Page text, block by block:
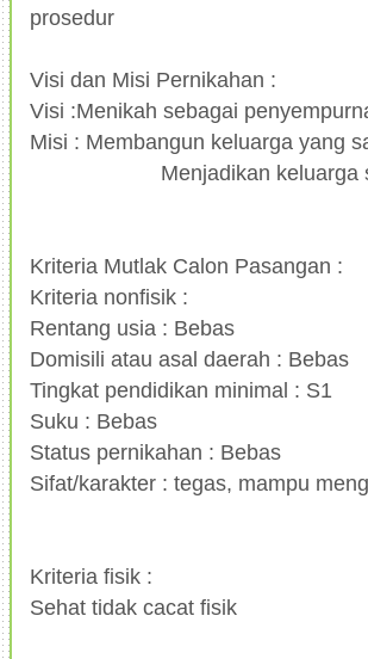
prosedur
Visi dan Misi Pernikahan :
Visi :Menikah sebagai
Misi : Membangun keluarga yang
Menjadikan keluarga
Kriteria Mutlak Calon Pasangan :
Kriteria nonfisik :
Rentang usia : Bebas
Domisili atau asal daerah : Bebas
Tingkat pendidikan minimal : S1
Suku : Bebas
Status pernikahan : Bebas
Sifat/karakter : tegas, mampu
Kriteria fisik :
Sehat tidak cacat fisik